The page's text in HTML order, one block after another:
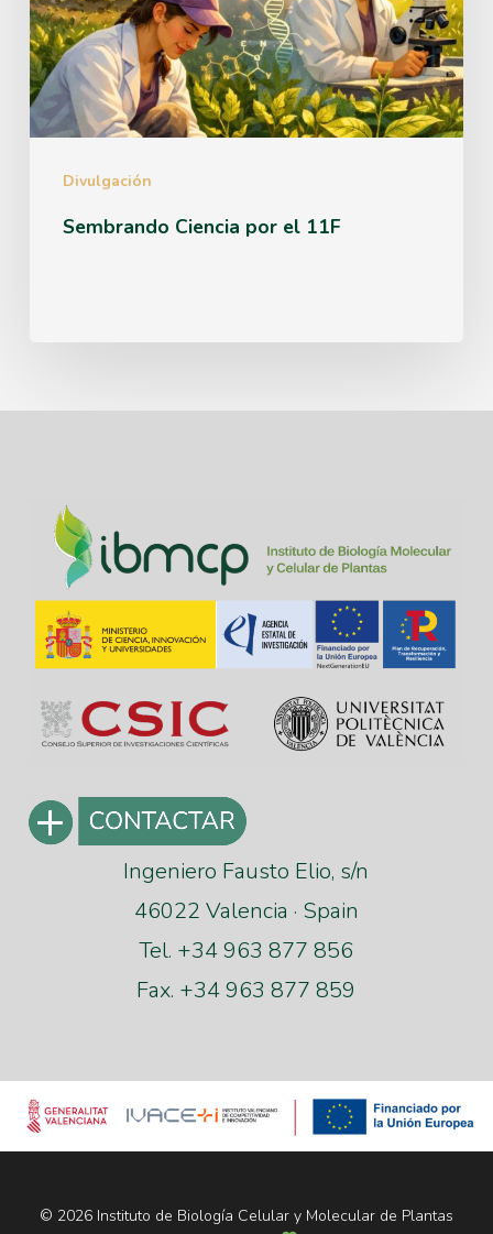
Divulgación
11F
Sembrando Ciencia por el 11F
Ingeniero Fausto Elio, s/n
46022 Valencia · Spain
Tel. +34 963 877 856
Fax. +34 963 877 859
© 2026 Instituto de Biología Celular y Molecular de Plantas